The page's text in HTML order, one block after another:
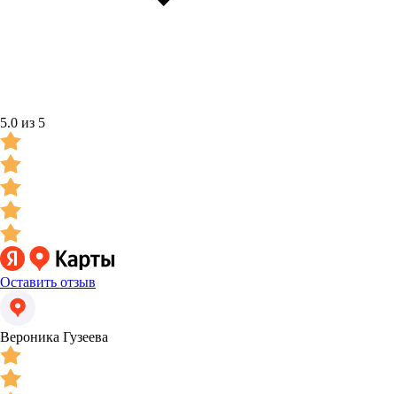
5.0 из 5
Оставить отзыв
Вероника Гузеева